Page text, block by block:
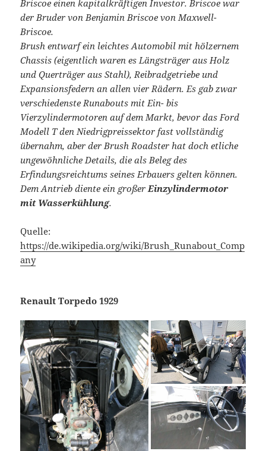
Briscoe einen kapitalkräftigen Investor. Briscoe war
der Bruder von Benjamin Briscoe von Maxwell-
Briscoe.
Brush entwarf ein leichtes Automobil mit hölzernem
Chassis (eigentlich waren es Längsträger aus Holz
und Querträger aus Stahl), Reibradgetriebe und
Expansionsfedern an allen vier Rädern. Es gab zwar
verschiedenste Runabouts mit Ein- bis
Vierzylindermotoren auf dem Markt, bevor das Ford
Modell T den Niedrigpreissektor fast vollständig
übernahm, aber der Brush Roadster hat doch etliche
ungewöhnliche Details, die als Beleg des
Erfindungsreichtums seines Erbauers gelten können.
Dem Antrieb diente ein großerEinzylindermotor
mit Wasserkühlung.
Quelle:
https://de.wikipedia.org/wiki/Brush_Runabout_Comp
any
Renault Torpedo 1929